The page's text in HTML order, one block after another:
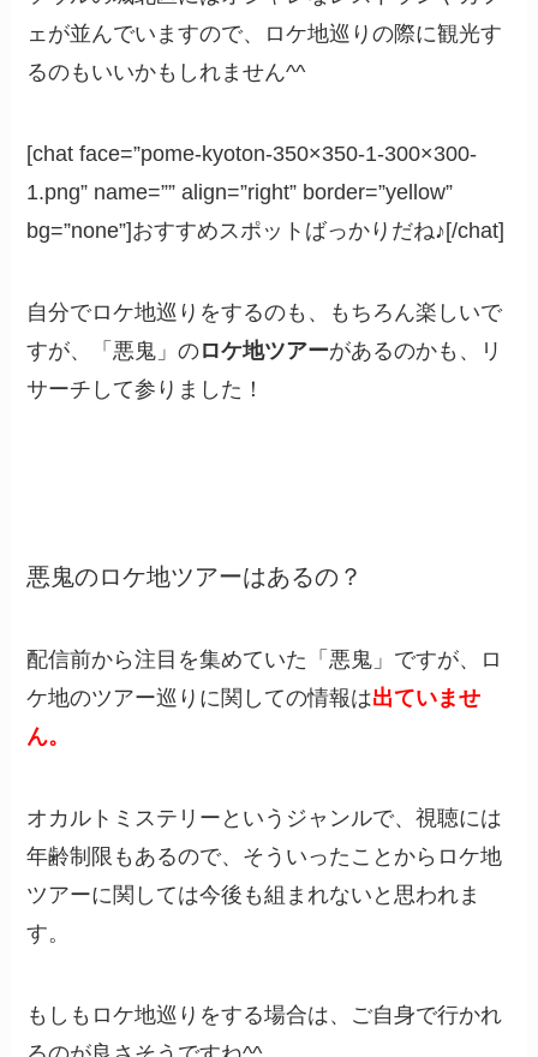
ェが並んでいますので、ロケ地巡りの際に観光す
るのもいいかもしれません^^
[chat face=”pome-kyoton-350×350-1-300×300-
1.png” name=”” align=”right” border=”yellow”
bg=”none”]おすすめスポットばっかりだね♪[/chat]
自分でロケ地巡りをするのも、もちろん楽しいで
すが、「悪鬼」のロケ地ツアーがあるのかも、リ
サーチして参りました！
悪鬼のロケ地ツアーはあるの？
配信前から注目を集めていた「悪鬼」ですが、ロ
ケ地のツアー巡りに関しての情報は出ていませ
ん。
オカルトミステリーというジャンルで、視聴には
年齢制限もあるので、そういったことからロケ地
ツアーに関しては今後も組まれないと思われま
す。
もしもロケ地巡りをする場合は、ご自身で行かれ